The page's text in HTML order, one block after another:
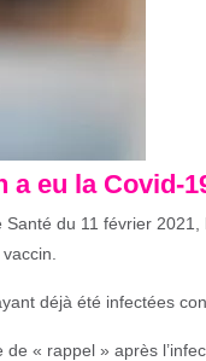
a eu la Covid-
du 11 février
déjà été infectées
« rappel » après